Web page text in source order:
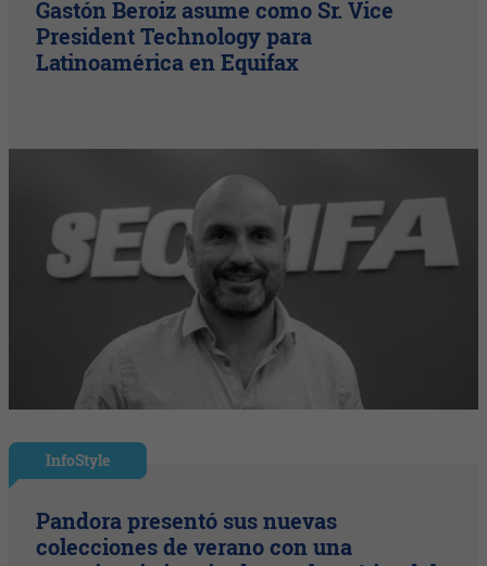
Gastón Beroiz asume como Sr. Vice
President Technology para
Latinoamérica en Equifax
InfoStyle
Pandora presentó sus nuevas
colecciones de verano con una